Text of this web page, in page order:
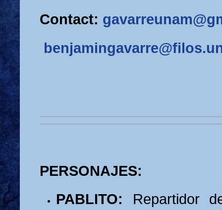
Contact:
PERSONAJES:
PABLITO: Repartidor